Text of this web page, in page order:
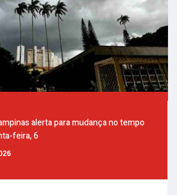
alerta para mudança no tempo
feira, 6